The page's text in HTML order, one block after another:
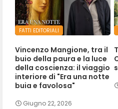
FATTI EDITORIALI
Vincenzo Mangione, tra il
buio della paura e la luce
della coscienza: il viaggio
interiore di "Era una notte
buia e favolosa"
Giugno 22, 2026